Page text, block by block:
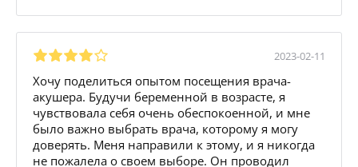
2023-02-11
Хочу поделиться опытом посещения врача-
акушера. Будучи беременной в возрасте, я
чувствовала себя очень обеспокоенной, и мне
было важно выбрать врача, которому я могу
доверять. Меня направили к этому, и я никогда
не пожалела о своем выборе. Он проводил